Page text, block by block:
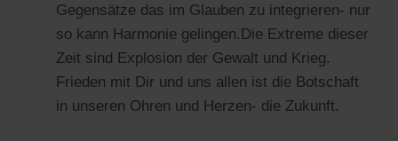
Gegensätze das im Glauben zu integrieren- nur
so kann Harmonie gelingen.Die Extreme dieser
Zeit sind Explosion der Gewalt und Krieg.
Frieden mit Dir und uns allen ist die Botschaft
in unseren Ohren und Herzen- die Zukunft.